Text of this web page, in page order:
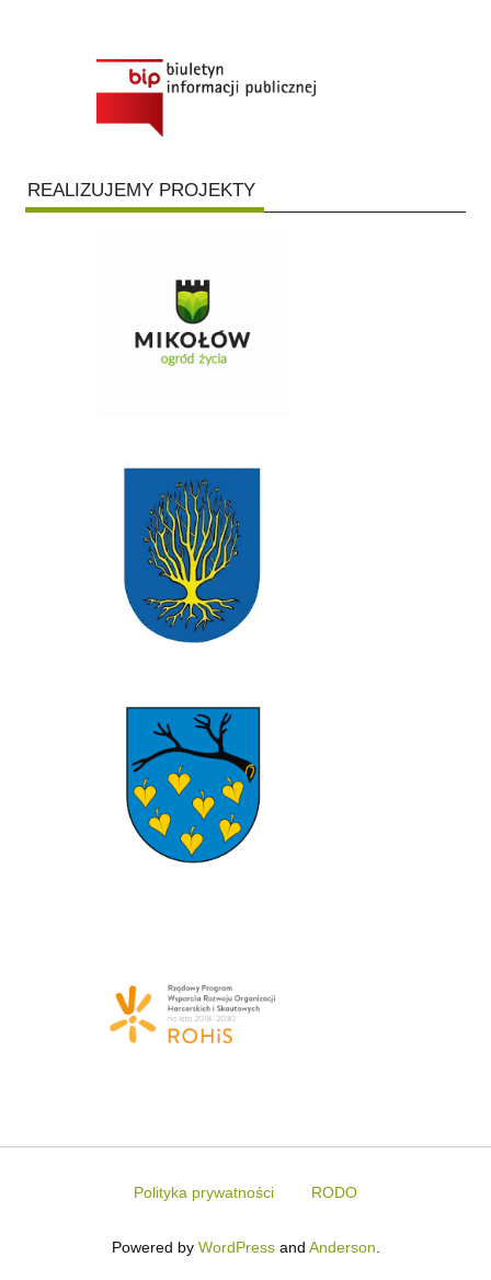
REALIZUJEMY PROJEKTY
Polityka prywatności RODO
Powered by WordPressand Anderson